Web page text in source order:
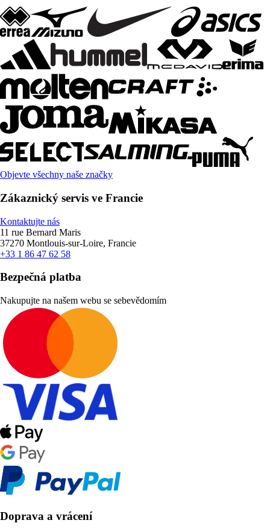
Objevte všechny naše značky
Zákaznický servis ve Francie
Kontaktujte nás
11 rue Bernard Maris
37270 Montlouis-sur-Loire, Francie
+33 1 86 47 62 58
Bezpečná platba
Nakupujte na našem webu se sebevědomím
Doprava a vrácení